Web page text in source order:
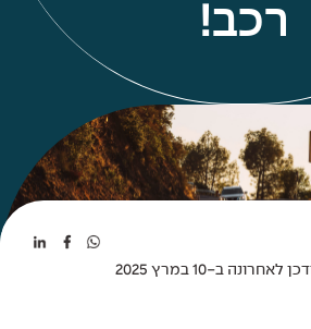
רכב!
לאחרונה ב-10 במרץ 2025